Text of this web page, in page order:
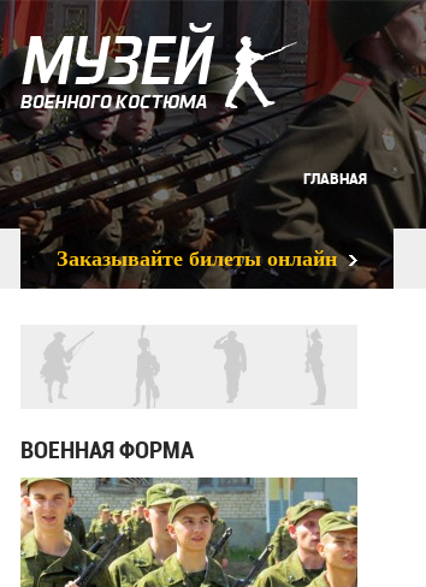
ГЛАВНАЯ
Заказывайте билеты онлайн
ВОЕННАЯ ФОРМА